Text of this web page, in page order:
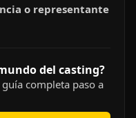
o representante
del casting?
completa paso a